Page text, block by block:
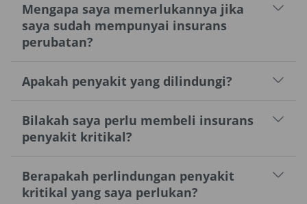
Mengapa saya memerlukannya jika
saya sudah mempunyai insurans
perubatan?
Apakah penyakit yang dilindungi?
Bilakah saya perlu membeli insurans
penyakit kritikal?
Berapakah perlindungan penyakit
kritikal yang saya perlukan?